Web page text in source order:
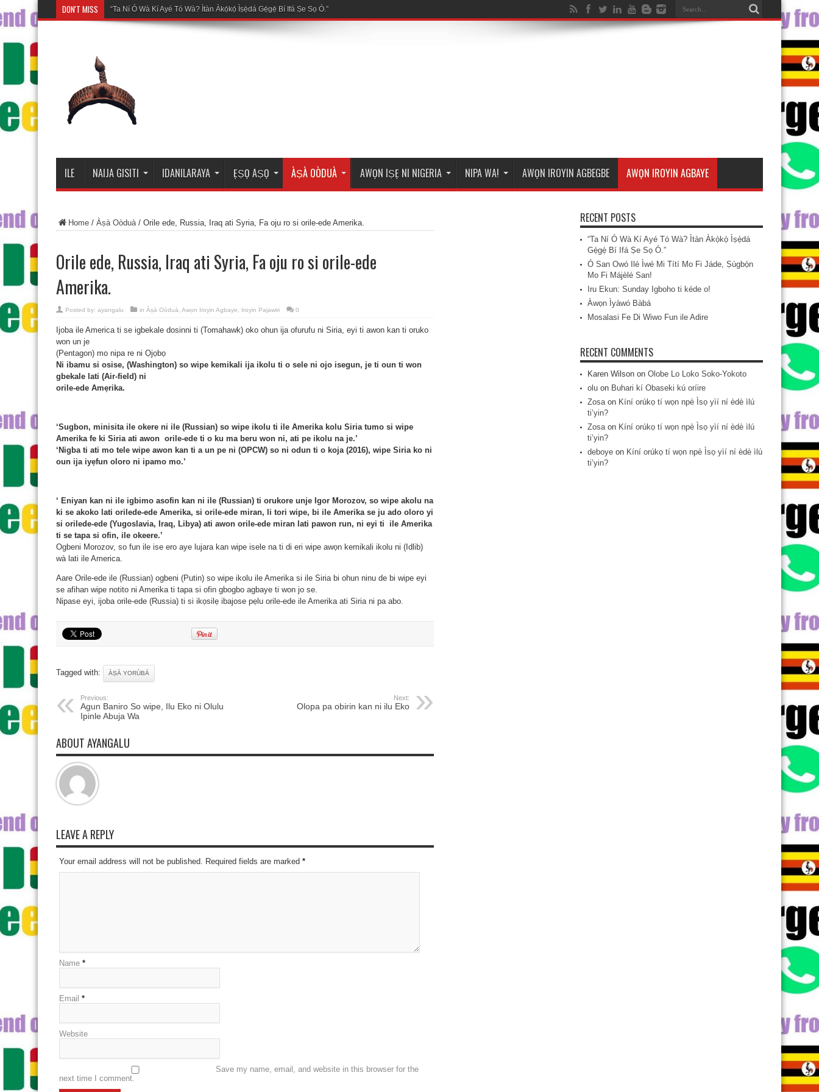
DON'T MISS Mosalasi F
ILE NAIJA GISITI IDANILARAYA ẸṢỌ AṢỌ ÀṢÀ OÒDUÀ AWỌN IṢẸ NI NIGERIA NIPA WA! AWỌN IROYIN AGBEGBE AWỌN IROYIN AGBAYE
Home / Àṣà Oòduà/ Orile ede, Russia, Iraq ati Syria, Fa oju ro si orile-ede Amerika.
Orile ede, Russia, Iraq ati Syria, Fa oju ro si orile-ede
Amerika.
Posted by: ayangalu in Àṣà Oòduà Awọn Iroyin Agbaye Iroyin Pajawiri 0
Ijoba ile America ti se igbekale dosinni ti (Tomahawk) oko ohun ija ofurufu ni Siria, eyi ti awon kan ti oruko
won un je
(Pentagon) mo nipa re ni Ọjọbọ
Ni ibamu si osise, (Washington) so wipe kemikali ija ikolu ti o sele ni ojo isegun, je ti oun ti won
gbekale lati (Air-field) ni
orile-ede Amẹrika.
‘Sugbon, minisita ile okere ni ile (Russian) so wipe ikolu ti ile Amerika kolu Siria tumo si wipe
Amerika fe ki Siria ati awon orile-ede ti o ku ma beru won ni, ati pe ikolu na je.’
‘Nigba ti ati mo tele wipe awon kan ti a un pe ni (OPCW) so ni odun ti o koja (2016), wipe Siria ko ni
oun ija iyẹfun oloro ni ipamo mo.’
‘ Eniyan kan ni ile igbimo asofin kan ni ile (Russian) ti orukore unje Igor Morozov, so wipe akolu na
ki se akoko lati orilede-ede Amerika, si orile-ede miran, li tori wipe, bi ile Amerika se ju ado oloro yi
si orilede-ede (Yugoslavia, Iraq, Libya) ati awon orile-ede miran lati pawon run, ni eyi ti ile Amerika
ti se tapa si ofin, ile okeere.’
Ogbeni Morozov, so fun ile ise ero aye lujara kan wipe isele na ti di eri wipe awọn kemikali ikolu ni (Idlib)
wà lati ile America.
Aare Orile-ede ile (Russian) ogbeni (Putin) so wipe ikolu ile Amerika si ile Siria bi ohun ninu de bi wipe eyi
se afihan wipe notito ni Amerika ti tapa si ofin gbogbo agbaye ti won jo se.
Nipase eyi, ijoba orile-ede (Russia) ti si ikọsilẹ ibajose pẹlu orile-ede ile Amerika ati Siria ni pa abo.
Tagged with: ÀṢÀ YORÙBÁ
Previous:
Agun Baniro So wipe, Ilu Eko ni Olulu
Ipinle Abuja Wa
Next:
Olopa pa obirin kan ni ilu Eko
ABOUT AYANGALU
LEAVE A REPLY
Your email address will not be published. Required fields are marked *
Name *
Email *
Website
Save my name, email, and website in this browser for the
next time I comment.
RECENT POSTS
“Ta Ní Ó Wà Kí Ayé Tó Wà? Ìtàn Àkọ́kọ́ Ìṣẹ̀dá
Gẹ́gẹ́ Bí Ifá Ṣe Sọ Ó.”
Ó San Owó Ilé Ìwé Mi Títí Mo Fi Jáde, Ṣùgbọ́n
Mo Fi Májèlé San!
Iru Ekun: Sunday Igboho ti kéde o!
Àwọn Ìyàwó Bàbá
Mosalasi Fe Di Wiwo Fun ile Adire
RECENT COMMENTS
Karen Wilson on Olobe Lo Loko Soko-Yokoto
olu on Buhari kí Obaseki kú oríire
Zosaon Kíní orúkọ tí wọn npè Ìsọ yìí ní èdè ìlú
ti’yin?
Zosaon Kíní orúkọ tí wọn npè Ìsọ yìí ní èdè ìlú
ti’yin?
deboye on Kíní orúkọ tí wọn npè Ìsọ yìí ní èdè ìlú
ti’yin?